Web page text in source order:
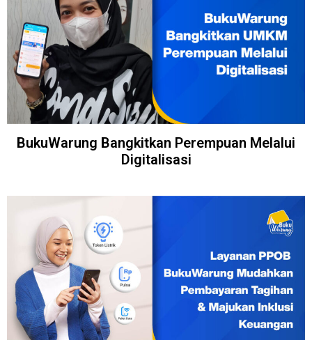
BukuWarung Bangkitkan Perempuan Melalui
Digitalisasi